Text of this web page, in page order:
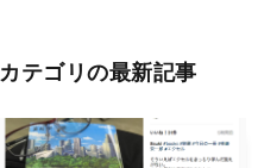
カテゴリの最新記事